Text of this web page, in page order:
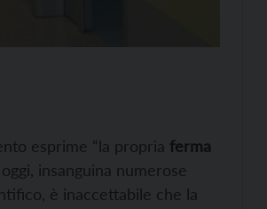
esprime “la propria ferma
insanguina numerose
è inaccettabile che la